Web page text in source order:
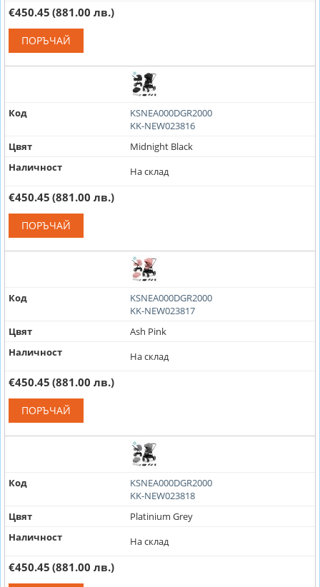
€450.45 (881.00 лв.)
ПОРЪЧАЙ
Код
KSNEA000DGR2000
KK-NEW023816
Цвят
Midnight Black
Наличност
На склад
€450.45 (881.00 лв.)
ПОРЪЧАЙ
Код
KSNEA000DGR2000
KK-NEW023817
Цвят
Ash Pink
Наличност
На склад
€450.45 (881.00 лв.)
ПОРЪЧАЙ
Код
KSNEA000DGR2000
KK-NEW023818
Цвят
Platinium Grey
Наличност
На склад
€450.45 (881.00 лв.)